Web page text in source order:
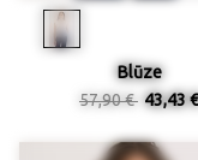
Blūze
57,90 € 43,43 €